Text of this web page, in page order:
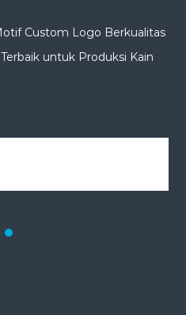
Custom Logo Berkualitas
untuk Produksi Kain